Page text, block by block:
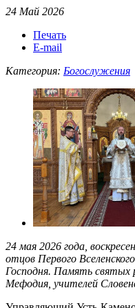
24 Май 2026
Печать
E-mail
Категория: Богослужения
24 мая 2026 года,
отцов Первого
Господня. Память святых
Мефодия, учителей